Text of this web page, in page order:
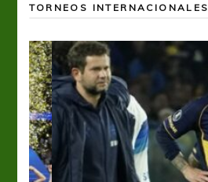
TORNEOS INTERNACIONALES